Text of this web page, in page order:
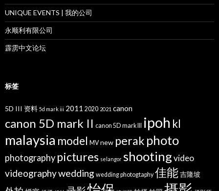
UNIQUE EVENTS | 我的公司
永顺利有限公司
霹雳中文论坛
标签
5D III 资料 5d mark iii 2011 2020 2021 canon
canon 5D mark II canon 5D mark III ipoh kl
malaysia model MV new perak photo
photography pictures selangor shootingvideo
videographywedding wedding photogtaphy 佳能吉隆坡